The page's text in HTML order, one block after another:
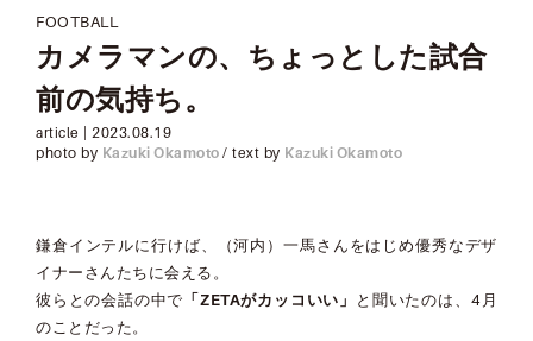
FOOTBALL
カメラマンの、ちょっとした試合
前の気持ち。
article | 2023.08.19
photo by Kazuki Okamoto / text by Kazuki Okamoto
鎌倉インテルに行けば、（河内）一馬さんをはじめ優秀なデザ
イナーさんたちに会える。
彼らとの会話の中で 「ZETAがカッコいい」
と聞いたのは、4月
のことだった。